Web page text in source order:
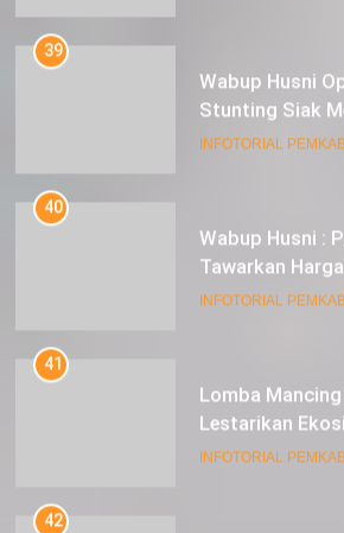
39
Wabup Husni
Stunting Siak
INFOTORIAL
40
Wabup Husni :
Tawarkan
Pasar
INFOTORIAL
41
Lomba
Lestarikan
INFOTORIAL
42